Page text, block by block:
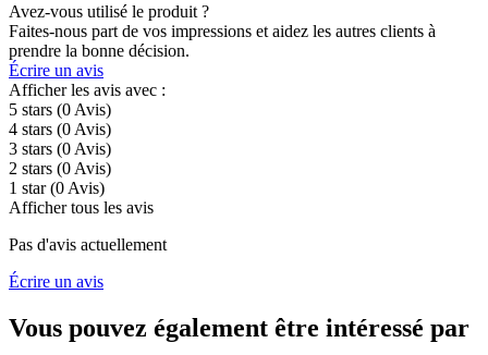
Avez-vous utilisé le produit ?
Faites-nous part de vos impressions et aidez les autres clients à
prendre la bonne décision.
Écrire un avis
Afficher les avis avec :
5 stars (0 Avis)
4 stars (0 Avis)
3 stars (0 Avis)
2 stars (0 Avis)
1 star (0 Avis)
Afficher tous les avis
Pas d'avis actuellement
Écrire un avis
Vous pouvez également être intéressé par